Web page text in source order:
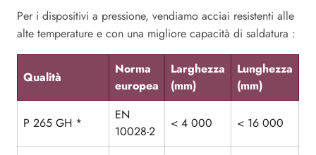
Per i dispositivi a pressione, vendiamo acciai resistenti alle
alte temperature e con una migliore capacità di saldatura :
Qualità
Norma
europea
Larghezza
(mm)
Lunghezza
(mm)
P 265 GH *
EN
10028-2
< 4 000 < 16 000